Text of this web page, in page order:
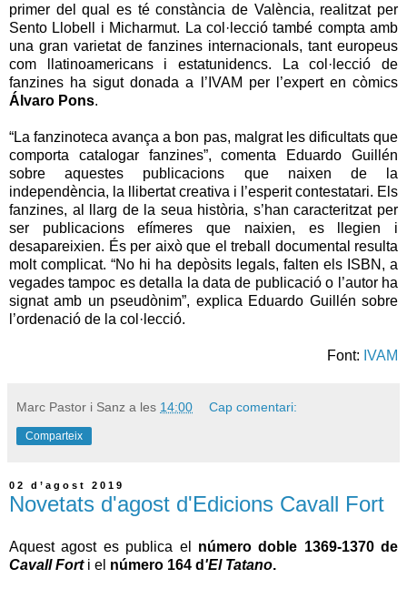
primer del qual es té constància de València, realitzat per
Sento Llobell i Micharmut. La col·lecció també compta amb
una gran varietat de fanzines internacionals, tant europeus
com llatinoamericans i estatunidencs. La col·lecció de
fanzines ha sigut donada a l’IVAM per l’expert en còmics
Álvaro Pons.
“La fanzinoteca avança a bon pas, malgrat les dificultats que
comporta catalogar fanzines”, comenta Eduardo Guillén
sobre aquestes publicacions que naixen de la
independència, la llibertat creativa i l’esperit contestatari. Els
fanzines, al llarg de la seua història, s’han caracteritzat per
ser publicacions efímeres que naixien, es llegien i
desapareixien. És per això que el treball documental resulta
molt complicat. “No hi ha depòsits legals, falten els ISBN, a
vegades tampoc es detalla la data de publicació o l’autor ha
signat amb un pseudònim”, explica Eduardo Guillén sobre
l’ordenació de la col·lecció.
Font: IVAM
Marc Pastor i Sanz a les 14:00 Cap comentari:
Comparteix
02 d’agost 2019
Novetats d'agost d'Edicions Cavall Fort
Aquest agost es publica el número doble 1369-1370 de
Cavall Forti el número 164 d 'El Tatano.